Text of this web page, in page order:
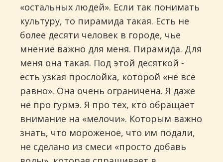
«остальных людей». Если так понимать
культуру, то пирамида такая. Есть не
более десяти человек в городе, чье
мнение важно для меня. Пирамида. Для
меня она такая. Под этой десяткой -
есть узкая прослойка, которой «не все
равно». Она очень ограничена. Я даже
не про гурмэ. Я про тех, кто обращает
внимание на «мелочи». Которым важно
знать, что мороженое, что им подали,
не сделано из смеси «просто добавь